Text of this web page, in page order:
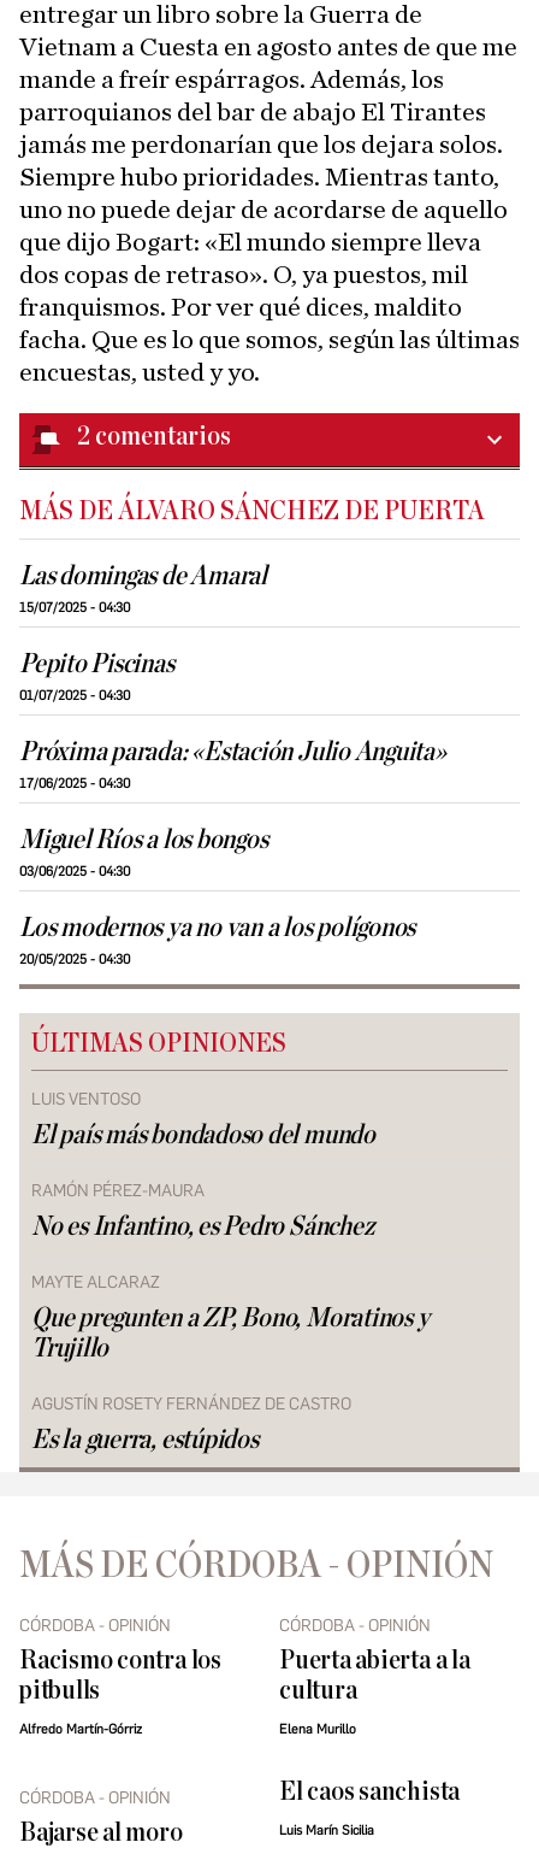
entregar un libro sobre la Guerra de
Vietnam a Cuesta en agosto antes de que me
mande a freír espárragos. Además, los
parroquianos del bar de abajo El Tirantes
jamás me perdonarían que los dejara solos.
Siempre hubo prioridades. Mientras tanto,
uno no puede dejar de acordarse de aquello
que dijo Bogart: «El mundo siempre lleva
dos copas de retraso». O, ya puestos, mil
franquismos. Por ver qué dices, maldito
facha. Que es lo que somos, según las últimas
encuestas, usted y yo.
2 comentarios
MÁS DE ÁLVARO SÁNCHEZ DE PUERTA
Las domingas de Amaral
15/07/2025 - 04:30
Pepito Piscinas
01/07/2025 - 04:30
Próxima parada: «Estación Julio Anguita»
17/06/2025 - 04:30
Miguel Ríos a los bongos
03/06/2025 - 04:30
Los modernos ya no van a los polígonos
20/05/2025 - 04:30
ÚLTIMAS OPINIONES
LUIS VENTOSO
El país más bondadoso del mundo
RAMÓN PÉREZ-MAURA
No es Infantino, es Pedro Sánchez
MAYTE ALCARAZ
Que pregunten a ZP, Bono, Moratinos y
Trujillo
AGUSTÍN ROSETY FERNÁNDEZ DE CASTRO
Es la guerra, estúpidos
MÁS DE CÓRDOBA - OPINIÓN
CÓRDOBA - OPINIÓN
Racismo contra los
pitbulls
Alfredo Martín-Górriz
CÓRDOBA - OPINIÓN
Puerta abierta a la
cultura
Elena Murillo
CÓRDOBA - OPINIÓN
Bajarse al moro
El caos sanchista
Luis Marín Sicilia